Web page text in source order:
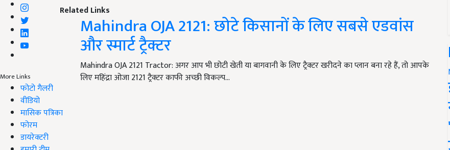
More Links
फोटो गैलरी
वीडियो
मासिक पत्रिका
फोरम
डायरेक्टरी
Related Links
Mahindra OJA 2121: छोटे किसानों के लिए सबसे एडवांस
और स्मार्ट ट्रैक्टर
Mahindra OJA 2121 Tractor: अगर आप भी छोटी खेती या बागवानी के लिए ट्रैक्टर खरीदने का प्लान बना रहे हैं, तो आपके
लिए महिंद्रा ओजा 2121 ट्रैक्टर काफी अच्छी विकल्प…